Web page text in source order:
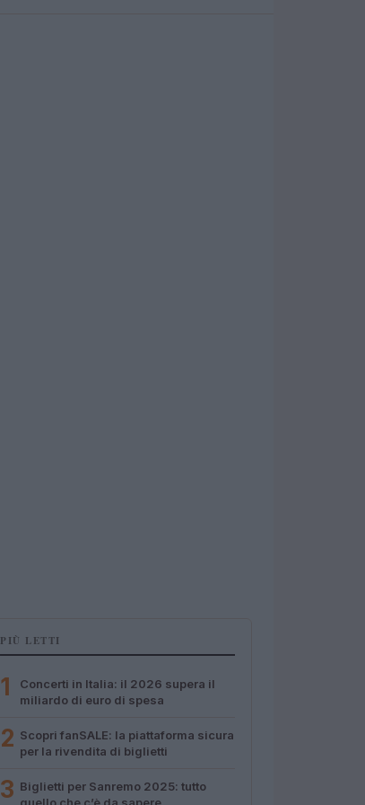
PIÙ LETTI
1
Concerti in Italia: il 2026 supera il
miliardo di euro di spesa
2 Scopri fanSALE: la piattaforma sicura
per la rivendita di biglietti
3 Biglietti per Sanremo 2025: tutto